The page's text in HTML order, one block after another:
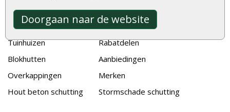
Doorgaan naar de website
Tuinpalen
Tuinhekken
Tuinhuizen
Blokhutten
Overkappingen
Hout beton schutting
Steigerplanken
Douglas hout
Rabatdelen
Aanbiedingen
Merken
Stormschade schutting